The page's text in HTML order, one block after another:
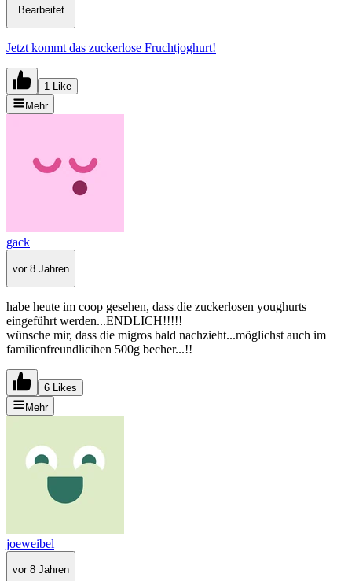
Bearbeitet
Jetzt kommt das zuckerlose Fruchtjoghurt!
1 Like
Mehr
gack
vor 8 Jahren
habe heute im coop gesehen, dass die zuckerlosen youghurts
eingeführt werden...ENDLICH!!!!!
wünsche mir, dass die migros bald nachzieht...möglichst auch im
familienfreundlicihen 500g becher...!!
6 Likes
Mehr
joeweibel
vor 8 Jahren